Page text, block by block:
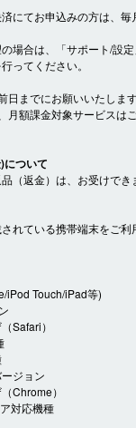
にてお申込みの方は、毎
場合は、「サポート/設
ってください。
までにお願いいたします
月額課金対象サービスは
について
（返金）は、お受けでき
れている携帯端末をご
Touch/iPad等)
Safari）
ジョン
Chrome）
対応機種